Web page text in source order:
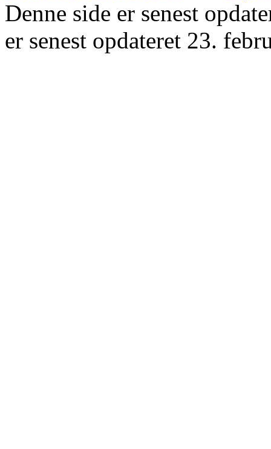
Denne side er senest
er senest opdateret 23.